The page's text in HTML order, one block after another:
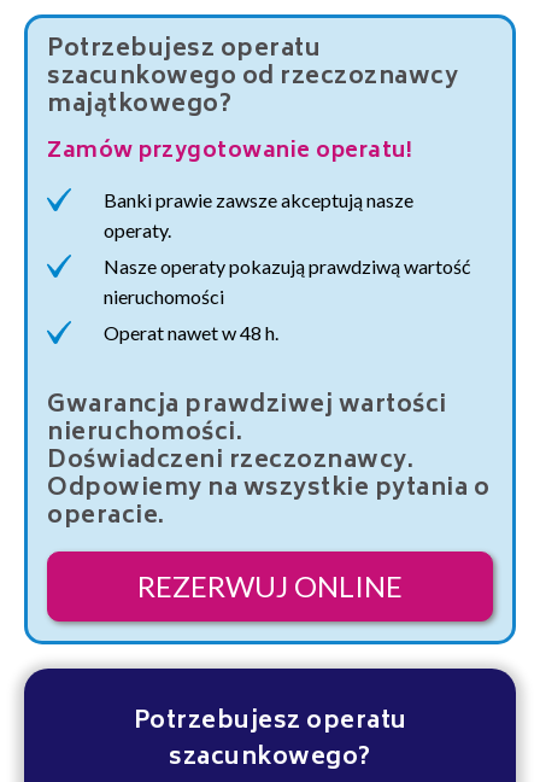
Potrzebujesz operatu
szacunkowego od rzeczoznawcy
majątkowego?
Zamów przygotowanie operatu!
Banki prawie zawsze akceptują nasze
operaty.
Nasze operaty pokazują prawdziwą wartość
nieruchomości
Operat nawet w 48 h.
Gwarancja prawdziwej wartości
nieruchomości.
Doświadczeni rzeczoznawcy.
Odpowiemy na wszystkie pytania o
operacie.
REZERWUJ ONLINE
Potrzebujesz operatu
szacunkowego?